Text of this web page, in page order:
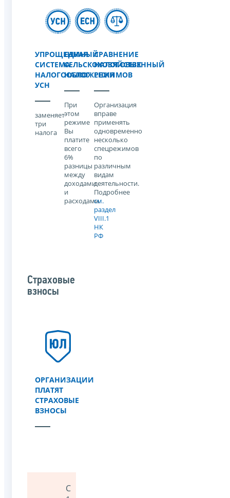
УПРОЩЕННАЯ
СИСТЕМА
НАЛОГООБЛОЖЕНИЯ
УСН
заменяет
три
налога
ЕДИНЫЙ
СЕЛЬСКОХОЗЯЙСТВЕННЫЙ
НАЛОГ
При
этом
режиме
Вы
платите
всего
6%
разницы
между
доходами
и
расходами
СРАВНЕНИЕ
НАЛОГОВЫХ
РЕЖИМОВ
Организация
вправе
применять
одновременно
несколько
спецрежимов
по
различным
видам
деятельности.
Подробнее
см.
раздел
VIII.1
НК
РФ
Страховые
взносы
ОРГАНИЗАЦИИ
ПЛАТЯТ
СТРАХОВЫЕ
ВЗНОСЫ
С